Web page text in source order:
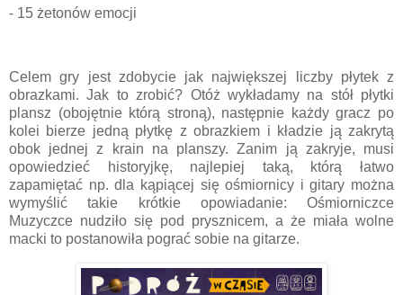
- 15 żetonów emocji
Celem gry jest zdobycie jak największej liczby płytek z
obrazkami. Jak to zrobić? Otóż wykładamy na stół płytki
plansz (obojętnie którą stroną), następnie każdy gracz po
kolei bierze jedną płytkę z obrazkiem i kładzie ją zakrytą
obok jednej z krain na planszy. Zanim ją zakryje, musi
opowiedzieć historyjkę, najlepiej taką, którą łatwo
zapamiętać np. dla kąpiącej się ośmiornicy i gitary można
wymyślić takie krótkie opowiadanie: Ośmiorniczce
Muzyczce nudziło się pod prysznicem, a że miała wolne
macki to postanowiła pograć sobie na gitarze.